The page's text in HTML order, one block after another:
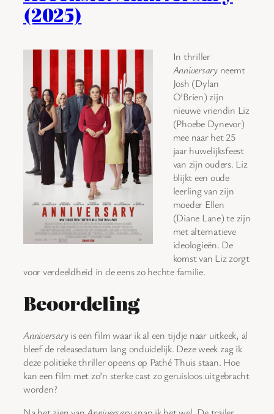
(2025)
In thriller
Anniversaryneemt
Josh (Dylan
O’Brien) zijn
nieuwe vriendin Liz
(Phoebe Dynevor)
mee naar het 25
jaar huwelijksfeest
van zijn ouders. Liz
blijkt een oude
leerling van zijn
moeder Ellen
(Diane Lane) te zijn
met alternatieve
ideologieën. De
komst van Liz zorgt
voor verdeeldheid in de eens zo hechte familie.
Beoordeling
Anniversaryis een film waar ik al een tijdje naar uitkeek, al
bleef de releasedatum lang onduidelijk. Deze week zag ik
deze politieke thriller opeens op Pathé Thuis staan. Hoe
kan een film met zo’n sterke cast zo geruisloos uitgebracht
worden?